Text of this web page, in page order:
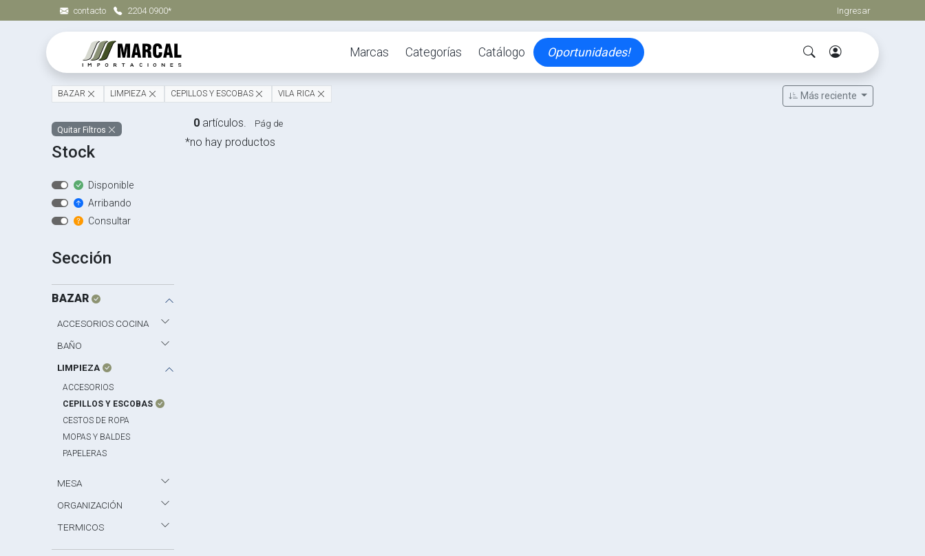
contacto 2204 0900* Ingresar
Marcas Categorías Catálogo Oportunidades!
Más reciente
BAZAR LIMPIEZA CEPILLOS Y ESCOBAS VILA RICA
Quitar Filtros
Stock
Disponible
Arribando
Consultar
Sección
BAZAR
ACCESORIOS COCINA
BAÑO
LIMPIEZA
ACCESORIOS
CEPILLOS Y ESCOBAS
CESTOS DE ROPA
MOPAS Y BALDES
PAPELERAS
MESA
ORGANIZACIÓN
TERMICOS
*no hay productos
0artículos. Pág de